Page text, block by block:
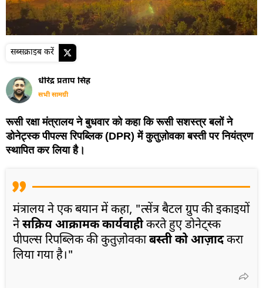
सब्सक्राइब करें
धीरेंद्र प्रताप सिंह
सभी सामग्री
रूसी रक्षा मंत्रालय ने बुधवार को कहा कि रूसी सशस्त्र बलों ने
डोनेट्स्क पीपल्स रिपब्लिक (DPR) में कुतुज़ोवका बस्ती पर नियंत्रण
स्थापित कर लिया है।
मंत्रालय ने एक बयान में कहा, "त्सेंत्र बैटल ग्रुप की इकाइयों
नेसक्रिय आक्रामक कार्यवाहीकरते हुए डोनेट्स्क
पीपल्स रिपब्लिक की कुतुज़ोवकाबस्ती को आज़ादकरा
लिया गया है।"